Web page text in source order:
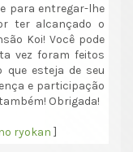
para entregar-lhe
ter alcançado o
Koi! Você pode
vez foram feitos
que esteja de seu
e participação
Obrigada!
ryokan ]